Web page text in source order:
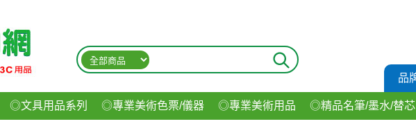
品
◎文具用品系列 ◎專業美術色票/儀器 ◎專業美術用品 ◎精品名筆/墨水/替芯